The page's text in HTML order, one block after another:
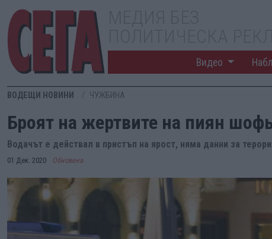
Видео
ВОДЕЩИ НОВИНИ ЧУЖБИНА
Броят на жертвите на пиян
Водачът е действал в пристъп на ярост, няма данни за
01 Дек. 2020 Обновена